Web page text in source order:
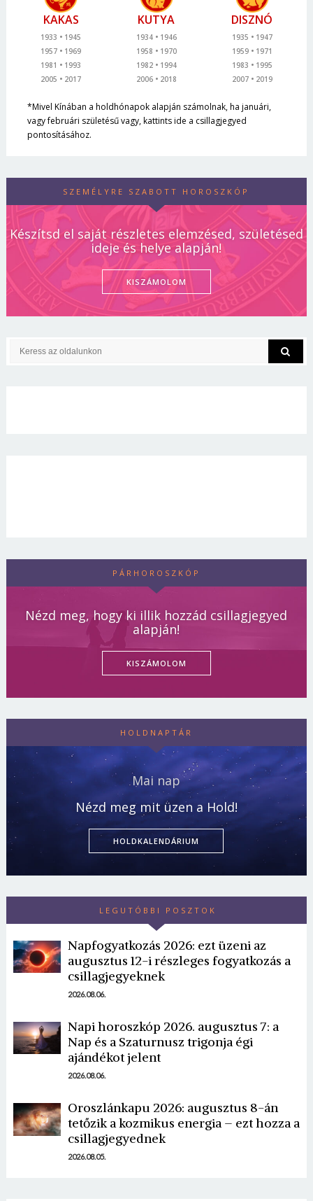
KAKAS
1933
1945
1957
1969
1981
1993
2005
2017
KUTYA
1934
1946
1958
1970
1982
1994
2006
2018
DISZNÓ
1935
1947
1959
1971
1983
1995
2007
2019
*Mivel Kínában a holdhónapok alapján számolnak, ha januári,
vagy februári születésű vagy, kattints ide a csillagjegyed
pontosításához.
SZEMÉLYRE SZABOTT HOROSZKÓP
Készítsd el saját részletes elemzésed, születésed
ideje és helye alapján!
KISZÁMOLOM
PÁRHOROSZKÓP
Nézd meg, hogy ki illik hozzád csillagjegyed
alapján!
KISZÁMOLOM
HOLDNAPTÁR
Mai nap
Nézd meg mit üzen a Hold!
HOLDKALENDÁRIUM
LEGUTÓBBI POSZTOK
Napfogyatkozás 2026: ezt üzeni az
augusztus 12-i részleges fogyatkozás a
csillagjegyeknek
2026.08.06.
Napi horoszkóp 2026. augusztus 7: a
Nap és a Szaturnusz trigonja égi
ajándékot jelent
2026.08.06.
Oroszlánkapu 2026: augusztus 8-án
tetőzik a kozmikus energia – ezt hozza a
csillagjegyednek
2026.08.05.
Borsonline bejelentkezés
E-mail cím vagy felhasználónév
Jelszó